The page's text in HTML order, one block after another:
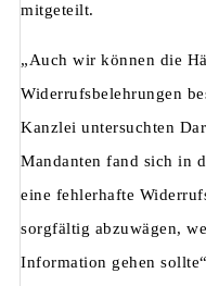
mitgeteilt.
„Auch wir können die
Widerrufsbelehrungen
Kanzlei untersuchten
Mandanten fand sich in
eine fehlerhafte
sorgfältig abzuwägen,
Information gehen